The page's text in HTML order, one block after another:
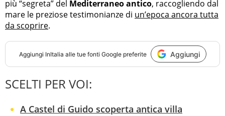
più “segreta” del Mediterraneo antico, raccogliendo dal
mare le preziose testimonianze di un’epoca ancora tutta
da scoprire.
Aggiungi InItalia alle tue fonti Google preferite Aggiungi
SCELTI PER VOI:
A Castel di Guido scoperta antica villa